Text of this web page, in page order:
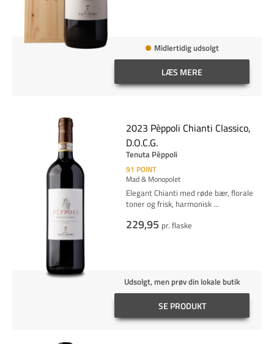
Midlertidig udsolgt
LÆS MERE
2023 Pèppoli Chianti Classico,
D.O.C.G.
Tenuta Pèppoli
91 POINT
Mad & Monopolet
Elegant Chianti med røde bær, florale
toner og frisk, harmonisk ...
229,95 pr. flaske
Udsolgt, men prøv din lokale butik
SE PRODUKT